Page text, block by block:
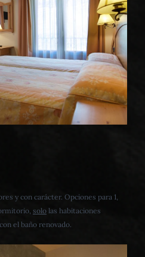
y con carácter. Opciones para 1,
solo las habitaciones
el baño renovado.